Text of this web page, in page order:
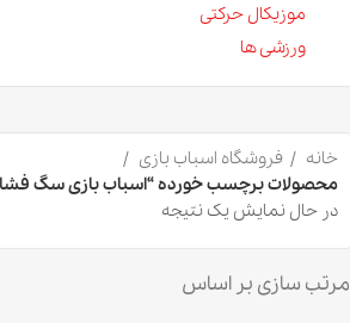
موزیکال حرکتی
ورزشی ها
خانه
فروشگاه اسباب بازی
محصولات برچسب خورده “اسباب بازی سگ
در حال نمایش یک نتیجه
مرتب سازی بر اساس